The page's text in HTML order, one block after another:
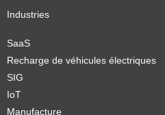
Industries
SaaS
Recharge de véhicules électriques
SIG
IoT
Manufacture